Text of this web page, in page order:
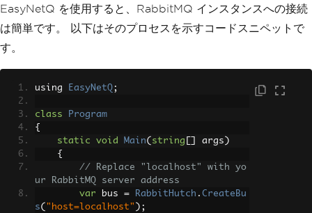
EasyNetQ を使用すると、RabbitMQ インスタンスへの接続
は簡単です。 以下はそのプロセスを示すコードスニペットで
す。
using EasyNetQ;
class
Program
{
static
void Main( string args )
{
// Replace "localhost" with yo
ur RabbitMQ server address
var bus = RabbitHutch . CreateBu
s( "host=localhost" );